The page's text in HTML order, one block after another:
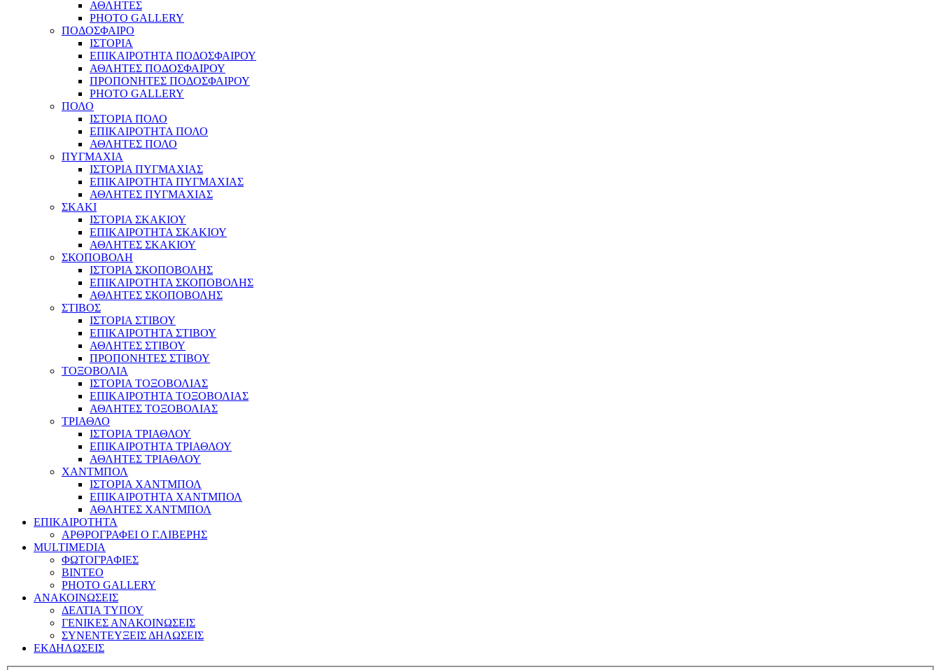
ΑΘΛΗΤΕΣ
PHOTO GALLERY
ΠΟΔΟΣΦΑΙΡΟ
ΙΣΤΟΡΙΑ
ΕΠΙΚΑΙΡΟΤΗΤΑ ΠΟΔΟΣΦΑΙΡΟΥ
ΑΘΛΗΤΕΣ ΠΟΔΟΣΦΑΙΡΟΥ
ΠΡΟΠΟΝΗΤΕΣ ΠΟΔΟΣΦΑΙΡΟΥ
PHOTO GALLERY
ΠΟΛΟ
ΙΣΤΟΡΙΑ ΠΟΛΟ
ΕΠΙΚΑΙΡΟΤΗΤΑ ΠΟΛΟ
ΑΘΛΗΤΕΣ ΠΟΛΟ
ΠΥΓΜΑΧΙΑ
ΙΣΤΟΡΙΑ ΠΥΓΜΑΧΙΑΣ
ΕΠΙΚΑΙΡΟΤΗΤΑ ΠΥΓΜΑΧΙΑΣ
ΑΘΛΗΤΕΣ ΠΥΓΜΑΧΙΑΣ
ΣΚΑΚΙ
ΙΣΤΟΡΙΑ ΣΚΑΚΙΟΥ
ΕΠΙΚΑΙΡΟΤΗΤΑ ΣΚΑΚΙΟΥ
ΑΘΛΗΤΕΣ ΣΚΑΚΙΟΥ
ΣΚΟΠΟΒΟΛΗ
ΙΣΤΟΡΙΑ ΣΚΟΠΟΒΟΛΗΣ
ΕΠΙΚΑΙΡΟΤΗΤΑ ΣΚΟΠΟΒΟΛΗΣ
ΑΘΛΗΤΕΣ ΣΚΟΠΟΒΟΛΗΣ
ΣΤΙΒΟΣ
ΙΣΤΟΡΙΑ ΣΤΙΒΟΥ
ΕΠΙΚΑΙΡΟΤΗΤΑ ΣΤΙΒΟΥ
ΑΘΛΗΤΕΣ ΣΤΙΒΟΥ
ΠΡΟΠΟΝΗΤΕΣ ΣΤΙΒΟΥ
ΤΟΞΟΒΟΛΙΑ
ΙΣΤΟΡΙΑ ΤΟΞΟΒΟΛΙΑΣ
ΕΠΙΚΑΙΡΟΤΗΤΑ ΤΟΞΟΒΟΛΙΑΣ
ΑΘΛΗΤΕΣ ΤΟΞΟΒΟΛΙΑΣ
ΤΡΙΑΘΛΟ
ΙΣΤΟΡΙΑ ΤΡΙΑΘΛΟΥ
ΕΠΙΚΑΙΡΟΤΗΤΑ ΤΡΙΑΘΛΟΥ
ΑΘΛΗΤΕΣ ΤΡΙΑΘΛΟΥ
ΧΑΝΤΜΠΟΛ
ΙΣΤΟΡΙΑ ΧΑΝΤΜΠΟΛ
ΕΠΙΚΑΙΡΟΤΗΤΑ ΧΑΝΤΜΠΟΛ
ΑΘΛΗΤΕΣ ΧΑΝΤΜΠΟΛ
ΕΠΙΚΑΙΡΟΤΗΤΑ
ΑΡΘΡΟΓΡΑΦΕΙ Ο Γ.ΛΙΒΕΡΗΣ
MULTIMEDIA
ΦΩΤΟΓΡΑΦΙΕΣ
ΒΙΝΤΕΟ
PHOTO GALLERY
ΑΝΑΚΟΙΝΩΣΕΙΣ
ΔΕΛΤΙΑ ΤΥΠΟΥ
ΓΕΝΙΚΕΣ ΑΝΑΚΟΙΝΩΣΕΙΣ
ΣΥΝΕΝΤΕΥΞΕΙΣ ΔΗΛΩΣΕΙΣ
ΕΚΔΗΛΩΣΕΙΣ